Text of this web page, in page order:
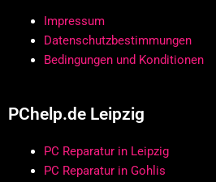
Impressum
Datenschutzbestimmungen
Bedingungen und Konditionen
PChelp.de Leipzig
PC Reparatur in Leipzig
PC Reparatur in Gohlis